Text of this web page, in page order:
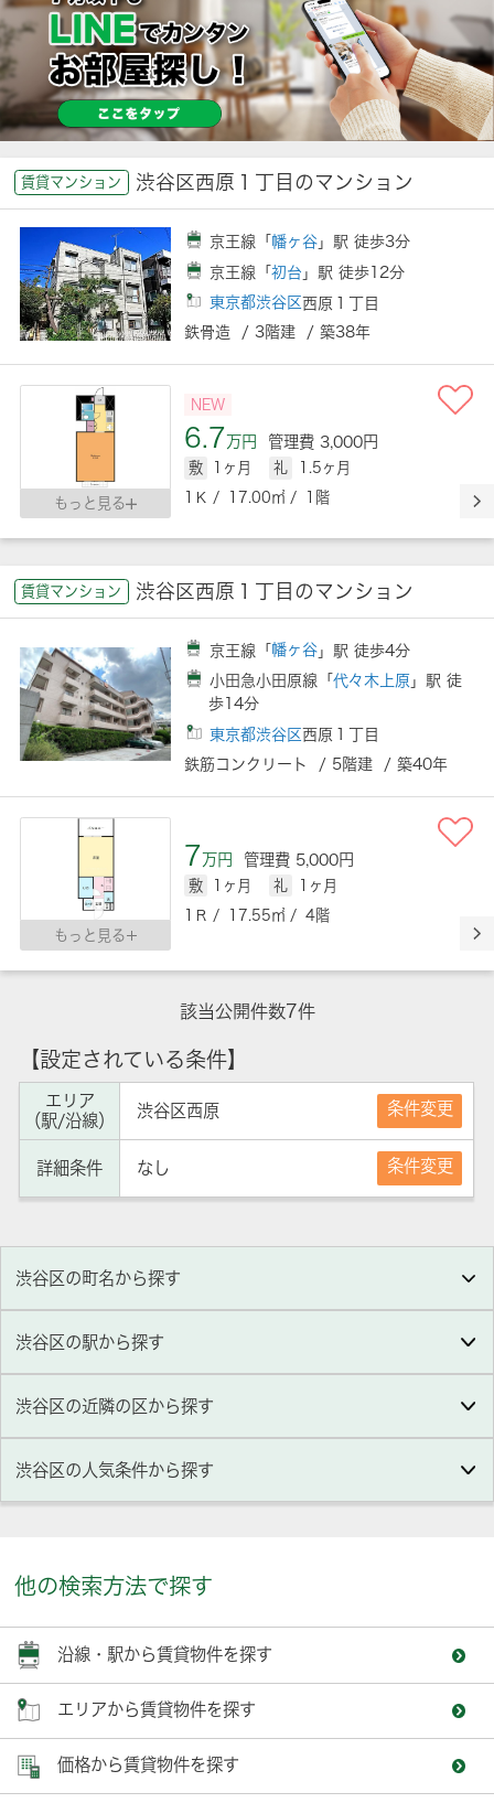
賃貸マンション 渋谷区西原１丁目のマンション
京王線「 幡ヶ谷 」駅 徒歩3分
京王線「初台 」駅 徒歩12分
東京都渋谷区西原１丁目
鉄骨造 / 3階建 / 築38年
もっと見る
NEW
6.7万円 管理費 3,000円
敷 1ヶ月 礼
1.5ヶ月
1Ｋ / 17.00㎡ / 1階
賃貸マンション 渋谷区西原１丁目のマンション
京王線「 幡ヶ谷 」駅 徒歩4分
小田急小田原線「代々木上原 」駅 徒
歩14分
東京都渋谷区 西原１丁目
鉄筋コンクリート / 5階建 / 築40年
もっと見る
7万円 管理費 5,000円
敷 1ヶ月 礼
1ヶ月
1Ｒ / 17.55㎡ / 4階
該当公開件数7件
【設定されている条件】
エリア
（駅/沿線）
渋谷区西原 条件変更
詳細条件 なし 条件変更
渋谷区の町名から探す
渋谷区の駅から探す
渋谷区の近隣の区から探す
渋谷区の人気条件から探す
他の検索方法で探す
沿線・駅から賃貸物件を探す
エリアから賃貸物件を探す
価格から賃貸物件を探す